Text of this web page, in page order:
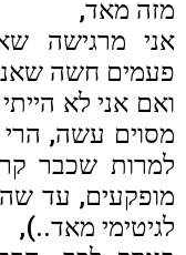
מזה מאד,
אני מרגישה
פעמים חשה
ואם אני לא
מסוים עשה,
למרות שכבר
מופקעים, עד
לגיטימי מאד..),